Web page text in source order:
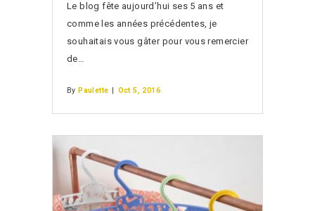
Le blog fête aujourd’hui ses 5 ans et
comme les années précédentes, je
souhaitais vous gâter pour vous remercier
de…
By Paulette | Oct 5, 2016